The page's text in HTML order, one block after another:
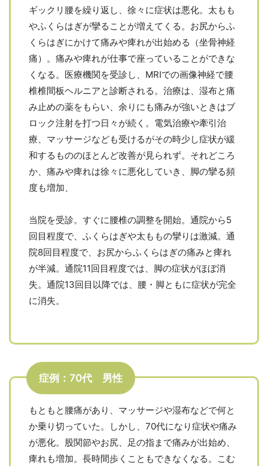
ギックリ腰を繰り返し、徐々に症状は悪化。太もも
やふくらはぎが攣ることが増えてくる。お尻からふ
くらはぎにかけて痛みや痺れが出始める（坐骨神経
痛）。痛みや痺れが仕事で座っていることができな
くなる。医療機関を受診し、MRIでの画像神経で腰
椎椎間板ヘルニアと診断される。治療は、湿布と痛
み止めの薬をもらい、余りにも痛みが強いときはブ
ロック注射を打つ日々が続く。電気治療や牽引治
療、マッサージなども受けるがその時少し症状が緩
和するもののほとんど改善が見られず。それどころ
か、痛みや痺れは徐々に悪化していき、脚の攣る頻
度も増加、
当院を受診。すぐに腰椎の調整を開始。通院から5
回目程度で、ふくらはぎや太ももの攣りは激減。通
院8回目程度で、お尻からふくらはぎの痛みと痺れ
が半減。通院11回目程度では、脚の症状がほぼ消
失。通院13回目以降では、腰・脚ともに症状が完全
に消失。
症例：70代 男性
もともと腰痛があり、マッサージや湿布などで何と
か乗り切っていた。しかし、70代になり症状や痛み
が悪化。股関節やお尻、足の指まで痛みが出始め、
痺れも増加。長時間歩くこともできなくなる。こむ